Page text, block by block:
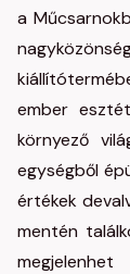
a
ember
környező
egységből
értékek
mentén